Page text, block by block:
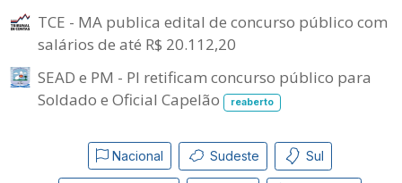
TCE - MA publica edital de concurso público com
salários de até R$ 20.112,20
SEAD e PM - PI retificam concurso público para
Soldado e Oficial Capelão
reaberto
Nacional Sudeste Sul